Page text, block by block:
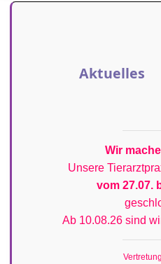
Aktuelles
Wir
Unsere
vom 27.07.
Ab 10.08.26 sind